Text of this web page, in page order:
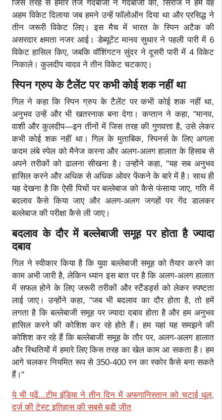
जिस तरह से हमारे तेज गेंदबाजों ने गेंदबाजी की, सिराज ने हमें वह
अहम विकेट दिलाया जब हमने उन्हें फॉलोऑन दिया था और प्रसिद्ध ने
तीन जरूरी विकेट लिए। इस मैच में भारत के स्पिन अटैक की
असरदार क्षमता नजर आई। डेब्यूटेंट मानव सुथार ने पहली पारी में 6
विकेट हासिल किए, जबकि वॉशिंगटन सुंदर ने दूसरी पारी में 4 विकेट
निकाले। कुलदीप यादव ने तीन विकेट चटकाए।
स्पिन ग्रुप के टैलेंट पर कभी कोई शक नहीं था
गिल ने कहा कि स्पिन ग्रुप के टैलेंट पर कभी कोई शक नहीं था,
अनुभव उन्हें और भी खतरनाक बना देगा। कप्तान ने कहा, "मानव,
वाशी और कुलदीप—इन तीनों में जिस तरह की गुणवत्ता है, उसे लेकर
कभी कोई शक नहीं था। गिल के मुताबिक, स्पिनर्स के लिए अगला
कदम लंबे स्पेल को मैनेज करना और अलग-अलग हालात के हिसाब से
अपने तरीकों को ढालना सीखना है। उन्होंने कहा, "यह सब अनुभव
हासिल करने और अधिक से अधिक ओवर फेंकने के बारे में है। साथ ही
यह देखना है कि ऐसी पिचों पर बल्लेबाज को कैसे फंसाया जाए, गति में
बदलाव कैसे किया जाए और अलग-अलग जगहों पर गेंद डालकर
बल्लेबाज की परीक्षा कैसे ली जाए।
बदलाव के दौर में बल्लेबाजी समूह पर होता है ज्यादा
दबाव
गिल ने स्वीकार किया है कि युवा बल्लेबाजी समूह को तैयार करने का
काम अभी जारी है, लेकिन ध्यान इस बात पर है कि अलग-अलग हालात
में सफल होने के लिए जरूरी तरीकों और स्टैंडर्ड्स को लेकर स्पष्टता
लाई जाए। उन्होंने कहा, "जब भी बदलाव का दौर होता है, तो हमें
लगता है कि बल्लेबाजी समूह पर ज्यादा दबाव होता है और हम अनुभव
हासिल करने की कोशिश कर रहे होते हैं। हम यहां यह समझने की
कोशिश कर रहे हैं कि बल्लेबाजी समूह के तौर पर, अलग-अलग हालात
और स्थितियों में हमारे लिए किस तरह का खेल काम आ सकता है। हम
आगे चलकर नियमित रूप से 350-400 रन का स्कोर कैसे बना सकते
हैं।"
ये भी पढ़ें...टीम इंडिया ने तीन दिन में अफगानिस्तान को चटाई धूल,
दर्ज की टेस्ट इतिहास की सबसे बड़ी जीत